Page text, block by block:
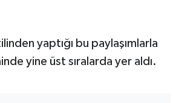
yaptığı bu paylaşımlarla
yine üst sıralarda yer aldı.